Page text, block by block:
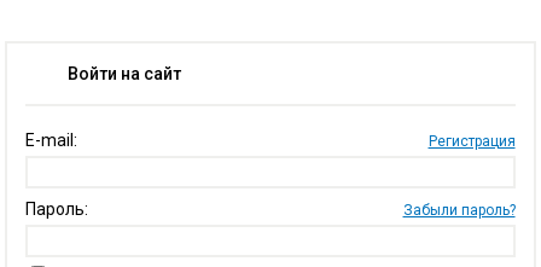
Войти на сайт
E-mail: Регистрация
Пароль: Забыли пароль?